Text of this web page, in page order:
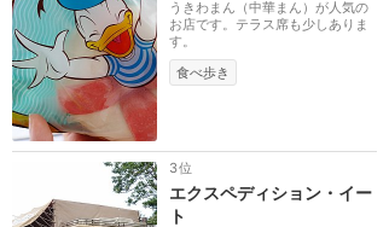
うきわまん（中華まん）が人気の
お店です。テラス席も少しありま
す。
食べ歩き
3位
エクスペディション・イー
ト